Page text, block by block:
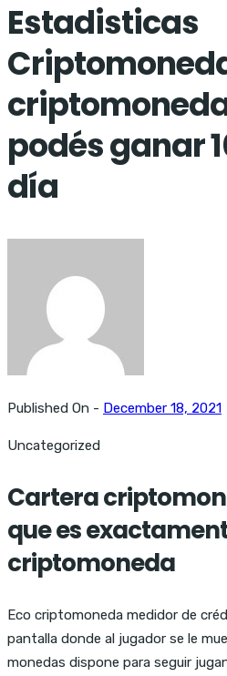
Estadisticas
podés ganar
día
Published On - December 18, 2021
Uncategorized
Cartera
que es
criptomoneda
Eco criptomoneda medidor de
pantalla donde al jugador se le
monedas dispone para seguir